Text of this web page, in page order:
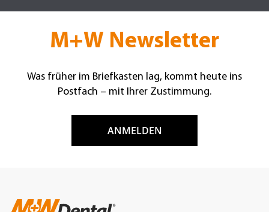
M+W Newsletter
Was früher im Briefkasten lag, kommt heute ins
Postfach – mit Ihrer Zustimmung.
ANMELDEN